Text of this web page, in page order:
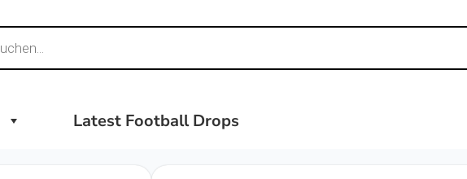
Latest Football Drops